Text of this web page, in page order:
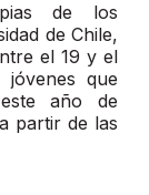
de los
de Chile,
el 19 y el
que
año de
partir de las